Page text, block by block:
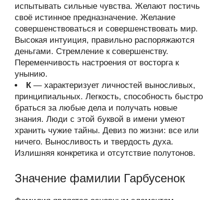
испытывать сильные чувства. Желают постичь
своё истинное предназначение. Желание
совершенствоваться и совершенствовать мир.
Высокая интуиция, правильно распоряжаются
деньгами. Стремление к совершенству.
Переменчивость настроения от восторга к
унынию.
К— характеризует личностей выносливых,
принципиальных. Легкость, способность быстро
браться за любые дела и получать новые
знания. Люди с этой буквой в имени умеют
хранить чужие тайны. Девиз по жизни: все или
ничего. Выносливость и твердость духа.
Излишняя конкретика и отсутствие полутонов.
Значение фамилии Гарбусенок